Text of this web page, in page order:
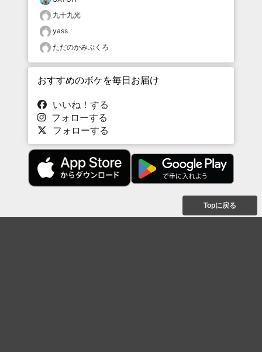
九十九光
yass
ただのかみぶくろ
おすすめのボケを毎日お届け
いいね！する
フォローする
フォローする
Topに戻る